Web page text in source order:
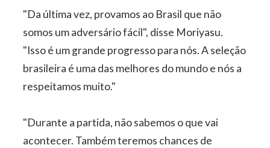
"Da última vez, provamos ao Brasil que não
somos um adversário fácil", disse Moriyasu.
"Isso é um grande progresso para nós. A seleção
brasileira é uma das melhores do mundo e nós a
respeitamos muito."
"Durante a partida, não sabemos o que vai
acontecer. Também teremos chances de